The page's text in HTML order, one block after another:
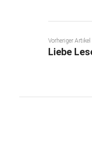
Vorheriger Artikel
Liebe